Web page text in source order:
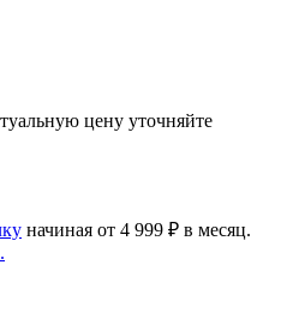
цену уточняйте
начиная от 4 999 ₽ в месяц.